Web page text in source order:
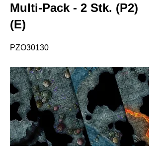
Multi-Pack - 2 Stk. (P2)
(E)
PZO30130